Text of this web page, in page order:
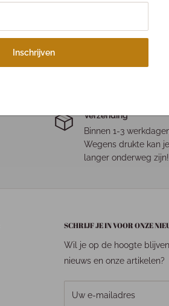
Inschrijven
Verzending
Binnen 1-3
Wegens drukte kan
langer onderweg zijn!
SCHRIJF JE IN VOOR ONZE
Wil je op de hoogte
nieuws en onze artikelen?
Uw e-mailadres